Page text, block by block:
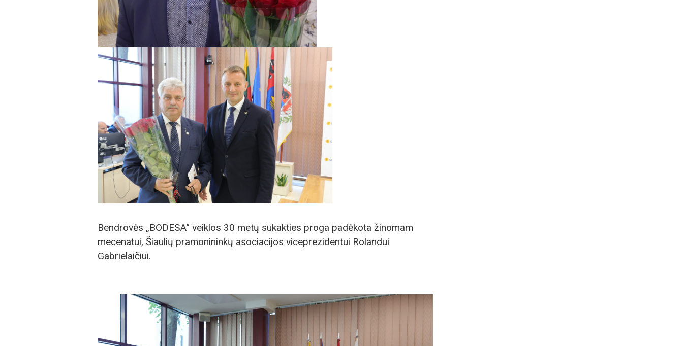
Bendrovės „BODESA“ veiklos 30 metų sukakties proga padėkota žinomam
mecenatui, Šiaulių pramonininkų asociacijos viceprezidentui Rolandui
Gabrielaičiui.